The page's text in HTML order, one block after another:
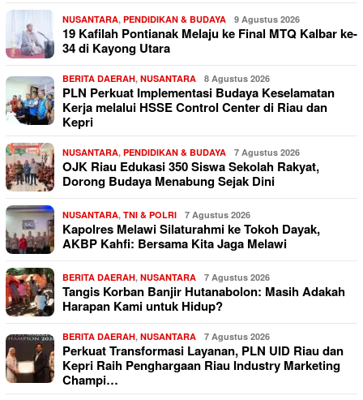
NUSANTARA, PENDIDIKAN & BUDAYA 9 Agustus 2026
19 Kafilah Pontianak Melaju ke Final MTQ Kalbar ke-
34 di Kayong Utara
BERITA DAERAH, NUSANTARA 8 Agustus 2026
PLN Perkuat Implementasi Budaya Keselamatan
Kerja melalui HSSE Control Center di Riau dan
Kepri
NUSANTARA, PENDIDIKAN & BUDAYA 7 Agustus 2026
OJK Riau Edukasi 350 Siswa Sekolah Rakyat,
Dorong Budaya Menabung Sejak Dini
NUSANTARA, TNI & POLRI 7 Agustus 2026
Kapolres Melawi Silaturahmi ke Tokoh Dayak,
AKBP Kahfi: Bersama Kita Jaga Melawi
BERITA DAERAH, NUSANTARA 7 Agustus 2026
Tangis Korban Banjir Hutanabolon: Masih Adakah
Harapan Kami untuk Hidup?
BERITA DAERAH, NUSANTARA 7 Agustus 2026
Perkuat Transformasi Layanan, PLN UID Riau dan
Kepri Raih Penghargaan Riau Industry Marketing
Champi…